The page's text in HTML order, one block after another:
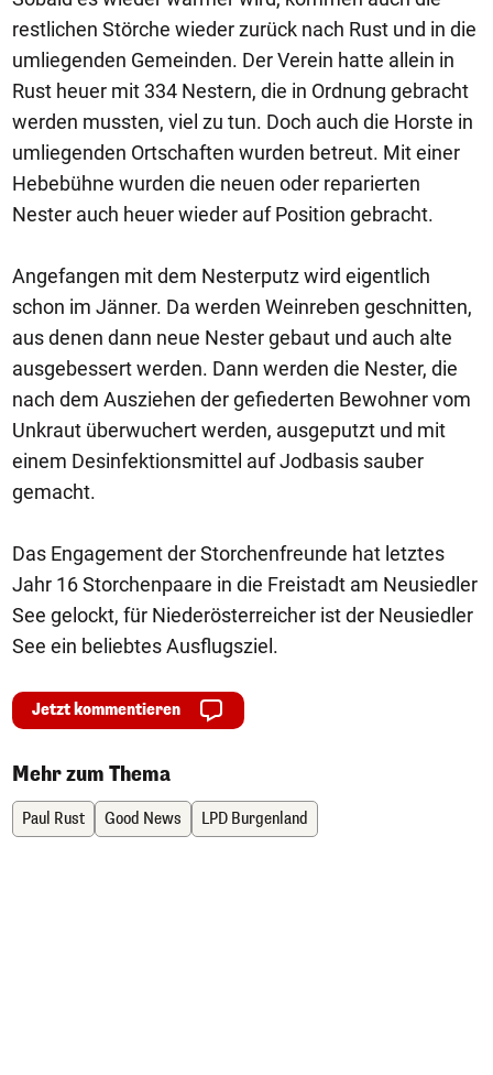
restlichen Störche wieder zurück nach Rust und in die
umliegenden Gemeinden. Der Verein hatte allein in
Rust heuer mit 334 Nestern, die in Ordnung gebracht
werden mussten, viel zu tun. Doch auch die Horste in
umliegenden Ortschaften wurden betreut. Mit einer
Hebebühne wurden die neuen oder reparierten
Nester auch heuer wieder auf Position gebracht.
Angefangen mit dem Nesterputz wird eigentlich
schon im Jänner. Da werden Weinreben geschnitten,
aus denen dann neue Nester gebaut und auch alte
ausgebessert werden. Dann werden die Nester, die
nach dem Ausziehen der gefiederten Bewohner vom
Unkraut überwuchert werden, ausgeputzt und mit
einem Desinfektionsmittel auf Jodbasis sauber
gemacht.
Das Engagement der Storchenfreunde hat letztes
Jahr 16 Storchenpaare in die Freistadt am Neusiedler
See gelockt, für Niederösterreicher ist der Neusiedler
See ein beliebtes Ausflugsziel.
Jetzt kommentieren
Mehr zum Thema
Paul Rust Good News LPD Burgenland